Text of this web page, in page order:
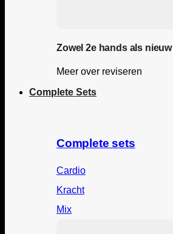
Zowel 2e hands als nieuw
Meer over reviseren
Complete Sets
Complete sets
Cardio
Kracht
Mix